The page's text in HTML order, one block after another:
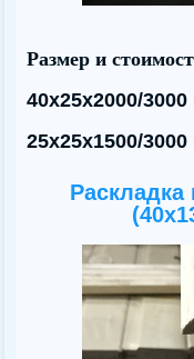
Размер и
40x25x2000/
25x25x1500/
Раскладка